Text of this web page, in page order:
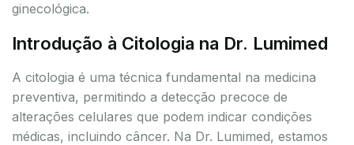
ginecológica.
Introdução à Citologia na Dr. Lumimed
A citologia é uma técnica fundamental na medicina
preventiva, permitindo a detecção precoce de
alterações celulares que podem indicar condições
médicas, incluindo câncer. Na Dr. Lumimed, estamos